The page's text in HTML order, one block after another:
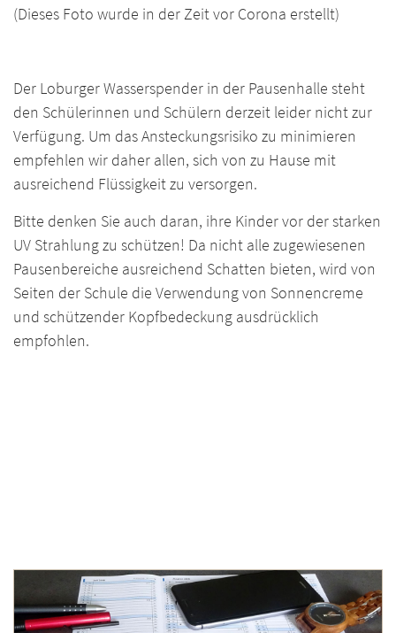
(Dieses Foto wurde in der Zeit vor Corona erstellt)
Der Loburger Wasserspender in der Pausenhalle steht
den Schülerinnen und Schülern derzeit leider nicht zur
Verfügung. Um das Ansteckungsrisiko zu minimieren
empfehlen wir daher allen, sich von zu Hause mit
ausreichend Flüssigkeit zu versorgen.
Bitte denken Sie auch daran, ihre Kinder vor der starken
UV Strahlung zu schützen! Da nicht alle zugewiesenen
Pausenbereiche ausreichend Schatten bieten, wird von
Seiten der Schule die Verwendung von Sonnencreme
und schützender Kopfbedeckung ausdrücklich
empfohlen.